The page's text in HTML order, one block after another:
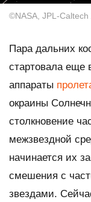
©NASA, JPL-
Пара дальних
стартовала еще
аппараты
окраины
столкновение
межзвездной
начинается их
смешения с
звездами.